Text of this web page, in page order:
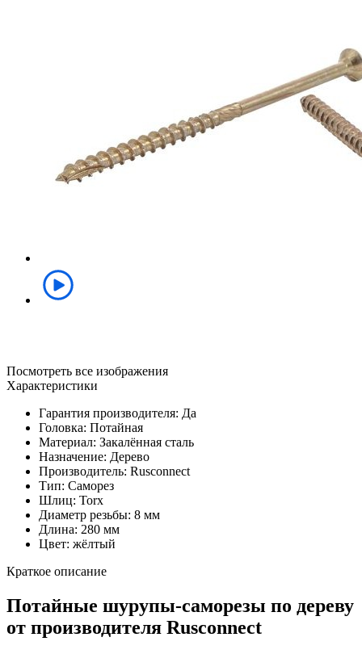
Посмотреть все изображения
Характеристики
Гарантия производителя: Да
Головка: Потайная
Материал: Закалённая сталь
Назначение: Дерево
Производитель: Rusconnect
Тип: Саморез
Шлиц: Torx
Диаметр резьбы: 8 мм
Длина: 280 мм
Цвет: жёлтый
Краткое описание
Потайные шурупы-саморезы по дереву
от производителя Rusconnect